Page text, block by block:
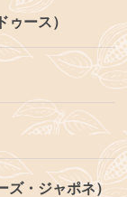
ース）
ズ・ジャポネ）